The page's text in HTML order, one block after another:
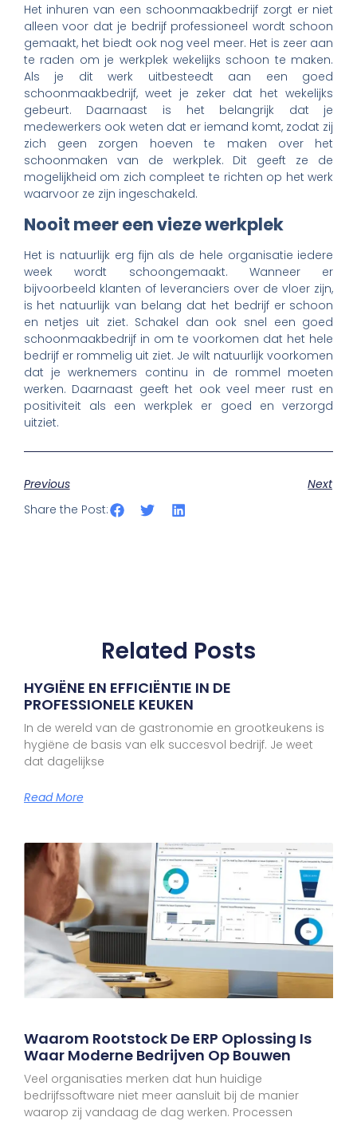
Het inhuren van een schoonmaakbedrijf zorgt er niet
alleen voor dat je bedrijf professioneel wordt schoon
gemaakt, het biedt ook nog veel meer. Het is zeer aan
te raden om je werkplek wekelijks schoon te maken.
Als je dit werk uitbesteedt aan een goed
schoonmaakbedrijf, weet je zeker dat het wekelijks
gebeurt. Daarnaast is het belangrijk dat je
medewerkers ook weten dat er iemand komt, zodat zij
zich geen zorgen hoeven te maken over het
schoonmaken van de werkplek. Dit geeft ze de
mogelijkheid om zich compleet te richten op het werk
waarvoor ze zijn ingeschakeld.
Nooit meer een vieze werkplek
Het is natuurlijk erg fijn als de hele organisatie iedere
week wordt schoongemaakt. Wanneer er
bijvoorbeeld klanten of leveranciers over de vloer zijn,
is het natuurlijk van belang dat het bedrijf er schoon
en netjes uit ziet. Schakel dan ook snel een goed
schoonmaakbedrijf in om te voorkomen dat het hele
bedrijf er rommelig uit ziet. Je wilt natuurlijk voorkomen
dat je werknemers continu in de rommel moeten
werken. Daarnaast geeft het ook veel meer rust en
positiviteit als een werkplek er goed en verzorgd
uitziet.
Previous
Next
Share the Post:
Related Posts
HYGIËNE EN EFFICIËNTIE IN DE
PROFESSIONELE KEUKEN
In de wereld van de gastronomie en grootkeukens is
hygiëne de basis van elk succesvol bedrijf. Je weet
dat dagelijkse
Read More
Waarom Rootstock De ERP Oplossing Is
Waar Moderne Bedrijven Op Bouwen
Veel organisaties merken dat hun huidige
bedrijfssoftware niet meer aansluit bij de manier
waarop zij vandaag de dag werken. Processen